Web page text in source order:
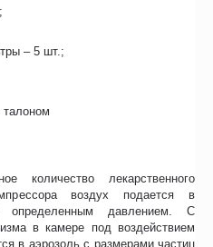
– 5 шт.;
талоном
количество лекарственного
воздух подается в
определенным давлением. С
в камере под воздействием
в аэрозоль с размерами частиц